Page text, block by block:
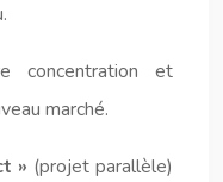
concentration et
marché.
» (projet parallèle)